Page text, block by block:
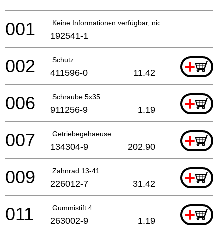
Keine Informationen verfügbar, nicht bestellbar
001 192541-1
Schutz +
002 411596-0 11.42
Schraube 5x35 +
006 911256-9 1.19
Getriebegehaeuse +
007 134304-9 202.90
Zahnrad 13-41 +
009 226012-7 31.42
Gummistift 4 +
011 263002-9 1.19